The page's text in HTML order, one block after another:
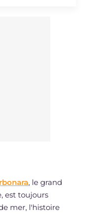
, le grand
est toujours
mer, l'histoire